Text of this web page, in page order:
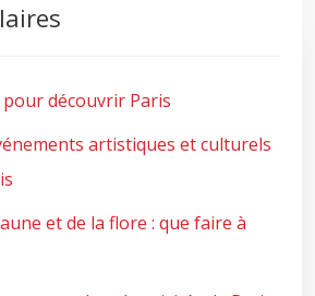
découvrir Paris
artistiques et culturels
et de la flore : que faire à